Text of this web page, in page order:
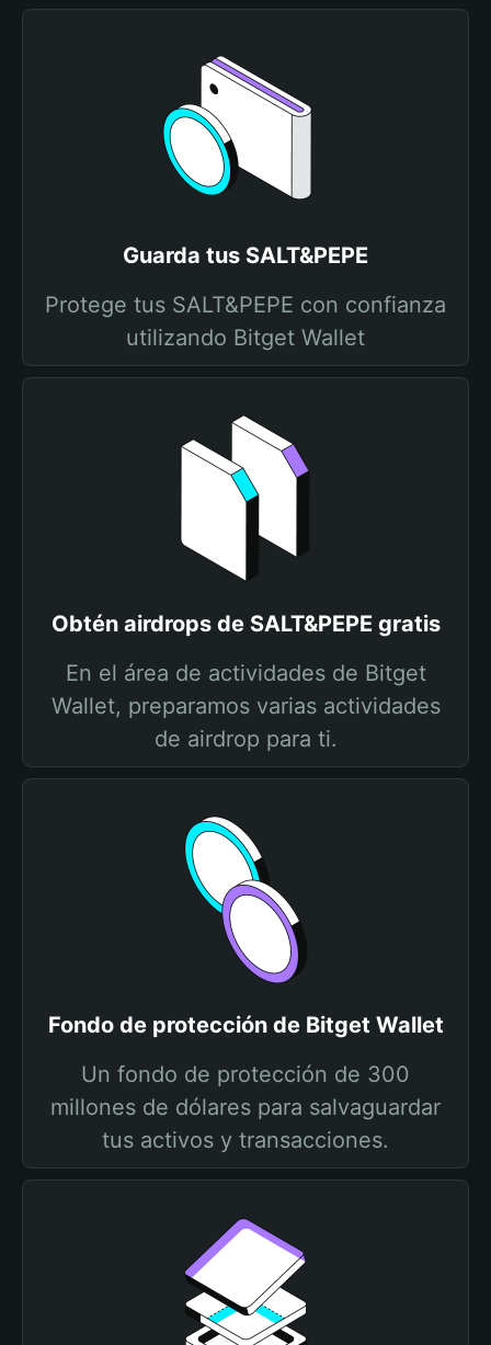
Guarda tus SALT&PEPE
Protege tus SALT&PEPE con confianza
utilizando Bitget Wallet
Obtén airdrops de SALT&PEPE gratis
En el área de actividades de Bitget
Wallet, preparamos varias actividades
de airdrop para ti.
Fondo de protección de Bitget Wallet
Un fondo de protección de 300
millones de dólares para salvaguardar
tus activos y transacciones.